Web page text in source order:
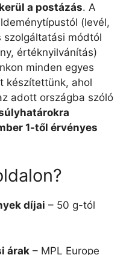
a postázás. A
(levél,
szolgáltatási módtól
értéknyilvánítás)
minden egyes
készítettünk, ahol
adott országba szóló
1-től érvényes
díjai – 50 g-tól
árak – MPL Europe